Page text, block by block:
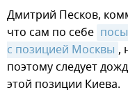
Дмитрий Песков,
что сам по себе
с позицией Москвы ,
поэтому следует
этой позиции Киева.